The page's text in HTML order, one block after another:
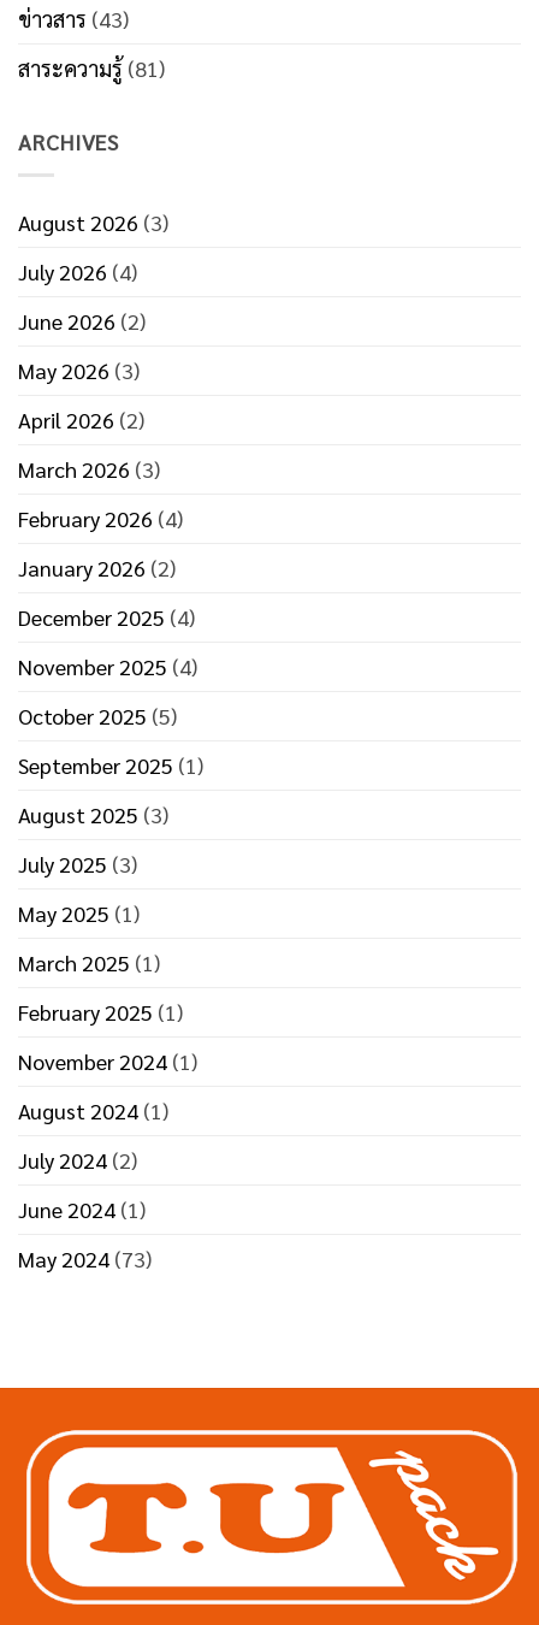
ลด
ค่า
จ่าย
ภัณฑ์
หลอด
อัตโนมัติ
เร็ว
80
ข่าวสาร (43)
สาระความรู้ (81)
ARCHIVES
August 2026 (3)
July 2026 (4)
June 2026 (2)
May 2026 (3)
April 2026 (2)
March 2026 (3)
February 2026 (4)
January 2026 (2)
December 2025 (4)
November 2025 (4)
October 2025 (5)
September 2025 (1)
August 2025 (3)
July 2025 (3)
May 2025 (1)
March 2025 (1)
February 2025 (1)
November 2024 (1)
August 2024 (1)
July 2024 (2)
June 2024 (1)
May 2024 (73)